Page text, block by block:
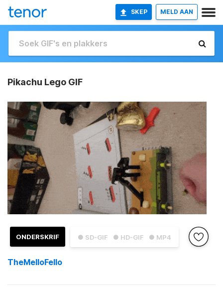
SKEP MELD AAN
Pikachu Lego GIF
● SD-GIF ● HD-GIF ● MP4
ONDERSKRIF
TheMelloFello